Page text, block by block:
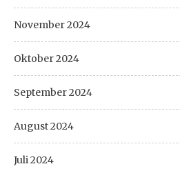
November 2024
Oktober 2024
September 2024
August 2024
Juli 2024